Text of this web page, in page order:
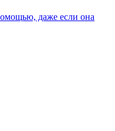
даже если она